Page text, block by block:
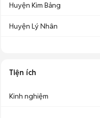
Huyện Kim Bảng
Huyện Lý Nhân
Tiện ích
Kinh nghiệm